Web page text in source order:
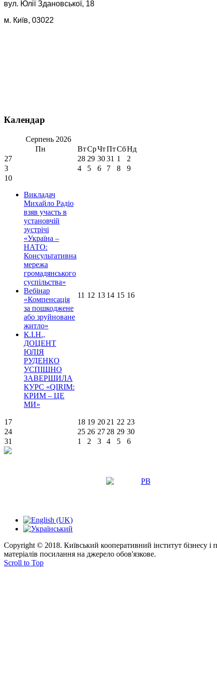
вул. Юлії Здановської, 18
м. Київ, 03022
Календар
Серпень 2026
Пн
ВтСрЧтПтСбНд
27
28 29 3031 1
2
3
4 5 6 7 8
9
10
Викладач
Михайло Радіо
взяв участь в
установчій
зустрічі
«Україна –
НАТО:
Консультативна
мережа
громадянського
суспільства»
Вебінар
«Компенсація
за пошкоджене
або зруйноване
житло»
К.І.Н.,
ДОЦЕНТ
ЮЛІЯ
РУДЕНКО
УСПІШНО
ЗАВЕРШИЛА
КУРС «QIRIM:
КРИМ – ЦЕ
МИ»
11 12 13 14 15 16
17 18 19 20 21 22 23
24
25 26 27 28 29 30
31
1 2 3 4 5 6
Copyright © 2018. Київський кооперативний інститут бізнесу
матеріалів посилання на джерело обов'язкове.
Scroll to Top